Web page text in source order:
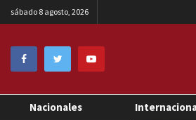
sábado 8 agosto, 2026
Nacionales